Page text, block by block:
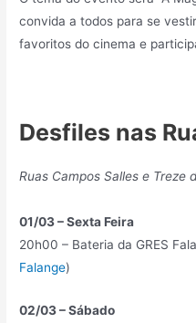
convida a todos para se
favoritos do cinema e
Desfiles nas
Ruas Campos Salles e Treze
01/03 – Sexta Feira
20h00 – Bateria da GRES
Falange)
02/03 – Sábado